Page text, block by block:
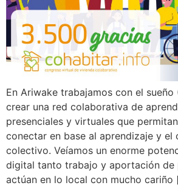
En Ariwake trabajamos con el sueño
crear una red colaborativa de
presenciales y virtuales que
conectar en base al aprendizaje y el
colectivo. Veíamos un enorme
digital tanto trabajo y aportación de
actúan en lo local con mucho cariño